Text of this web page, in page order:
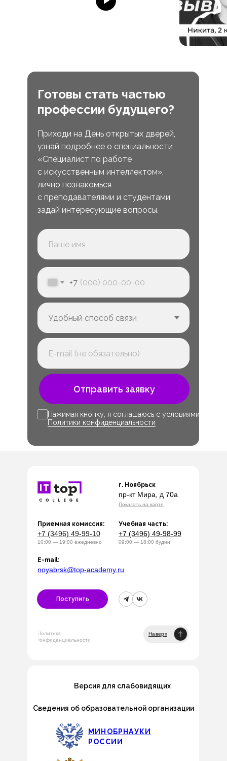
Готовы стать частью
профессии будущего?
Приходи на День открытых дверей,
узнай подробнее о специальности
«Специалист по работе
с искусственным интеллектом»,
лично познакомься
с преподавателями и студентами,
задай интересующие вопросы.
+7
Отправить заявку
Нажимая кнопку, я соглашаюсь с условиями
Политики конфиденциальности
Наверх
Политика
конфиденциальности
10:00 — 19:00 ежедневно 09:00 — 18:00 будни
г. Ноябрьск
noyabrsk@top-academy.ru
E-mail:
Приемная комиссия: Учебная часть:
пр-кт Мира, д 70а
Показать на карте
Поступить
+7 (3496) 49-99-10 +7 (3496) 49-98-99
Версия для слабовидящих
Сведения об образовательной организации
МИНОБРНАУКИ
РОССИИ